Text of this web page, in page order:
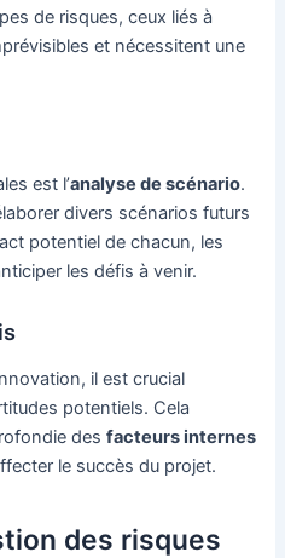
de risques, ceux liés à
et nécessitent une
est l’analyse de scénario.
divers scénarios futurs
potentiel de chacun, les
les défis à venir.
il est crucial
potentiels. Cela
desfacteurs internes
le succès du projet.
des risques